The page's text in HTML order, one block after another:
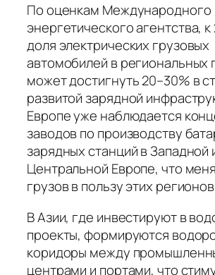
По оценкам Международного
энергетического агентства,
доля электрических грузовых
автомобилей в региональных
может достигнуть 20–30% в
развитой зарядной
Европе уже наблюдается
заводов по производству
зарядных станций в Западной
Центральной Европе, что
грузов в пользу этих
В Азии, где инвестируют в
проекты, формируются
коридоры между
центрами и портами, что